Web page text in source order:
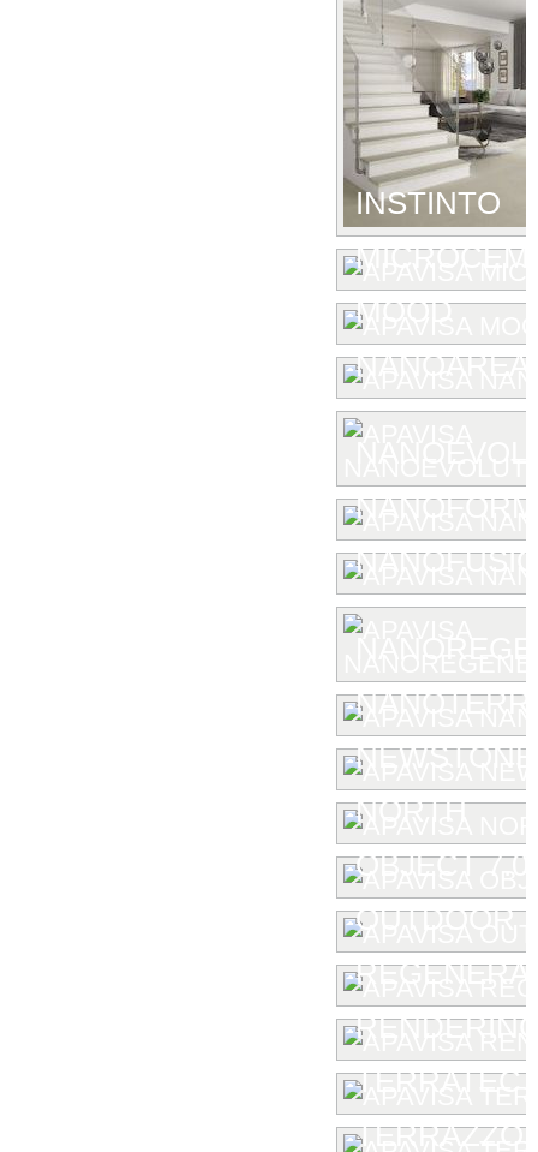
INSTINTO
MOOD
NANOAREA
NEWSTONE
NORTH
OBJECT 7.0
OUTDOOR
TERRATEC
TERRAZZO